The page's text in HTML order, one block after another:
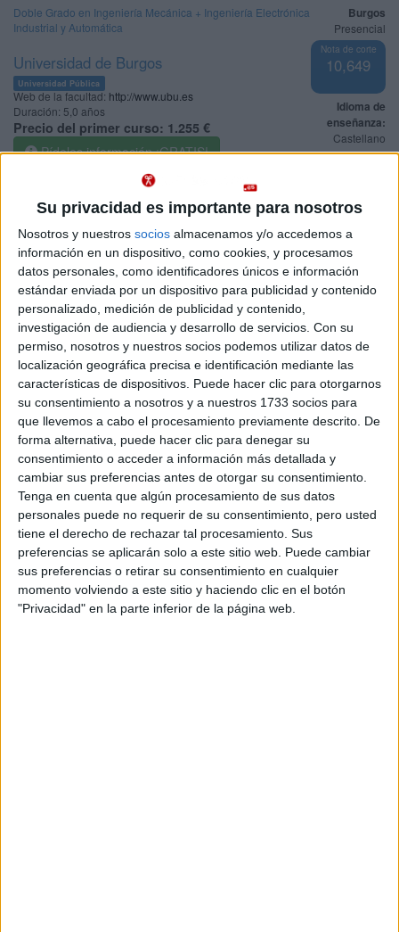
Su privacidad es importante para nosotros
Nosotros y nuestros socios almacenamos y/o accedemos a
información en un dispositivo, como cookies, y procesamos
datos personales, como identificadores únicos e información
estándar enviada por un dispositivo para publicidad y contenido
personalizado, medición de publicidad y contenido,
investigación de audiencia y desarrollo de servicios. Con su
permiso, nosotros y nuestros socios podemos utilizar datos de
localización geográfica precisa e identificación mediante las
características de dispositivos. Puede hacer clic para otorgarnos
su consentimiento a nosotros y a nuestros 1733 socios para
que llevemos a cabo el procesamiento previamente descrito. De
forma alternativa, puede hacer clic para denegar su
consentimiento o acceder a información más detallada y
cambiar sus preferencias antes de otorgar su consentimiento.
Tenga en cuenta que algún procesamiento de sus datos
personales puede no requerir de su consentimiento, pero usted
tiene el derecho de rechazar tal procesamiento. Sus
preferencias se aplicarán solo a este sitio web. Puede cambiar
sus preferencias o retirar su consentimiento en cualquier
momento volviendo a este sitio y haciendo clic en el botón
"Privacidad" en la parte inferior de la página web.
Burgos
Presencial
Nota de corte
10,649
Idioma de
enseñanza:
Castellano
Doble Grado en Ingeniería Mecánica + Ingeniería Electrónica
Industrial y Automática
Universidad de Burgos
Universidad Pública
Web de la facultad: http://www.ubu.es
Duración: 5,0 años
Precio del primer curso: 1.255 €
Pídeles información ¡GRATIS!
Presencial
Nota de corte
5,000
Idioma de
Grado en Ingeniería Electrónica Industrial y Automática
Universidad de Burgos
Universidad Pública
Web de la facultad:http://www.ubu.es
Duración:4,0 años
Precio del primer curso:1.014 €
Pídeles información ¡GRATIS!
Notas de corte Ingeniería
Electrónica por provincias
Oferta en toda España
Ingeniería Electrónica A Coruña
Ingeniería Electrónica Albacete
Ingeniería Electrónica Alicante
Ingeniería Electrónica Almería